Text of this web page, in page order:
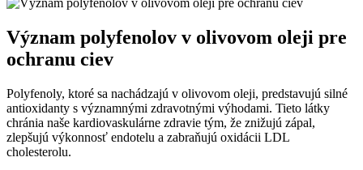
Význam polyfenolov v olivovom oleji pre
ochranu ciev
Polyfenoly, ktoré sa nachádzajú v olivovom oleji, predstavujú silné
antioxidanty s významnými zdravotnými výhodami. Tieto látky
chránia naše kardiovaskulárne zdravie tým, že znižujú zápal,
zlepšujú výkonnosť endotelu a zabraňujú oxidácii LDL
cholesterolu.